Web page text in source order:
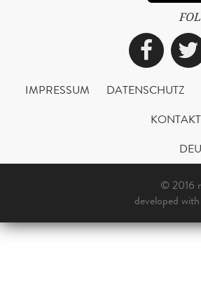
IMPRESSUM DATENSCHUTZ
KONTAKT
© 2016
developed with